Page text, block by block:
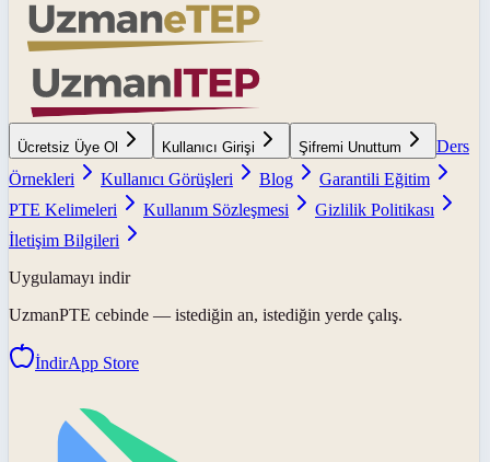
Ücretsiz Üye Ol Kullanıcı Girişi Şifremi Unuttum
Ders
Örnekleri
Kullanıcı Görüşleri Blog
Garantili Eğitim
PTE Kelimeleri
Kullanım Sözleşmesi
Gizlilik Politikası
İletişim Bilgileri
Uygulamayı indir
UzmanPTE cebinde — istediğin an, istediğin yerde çalış.
İndirApp Store